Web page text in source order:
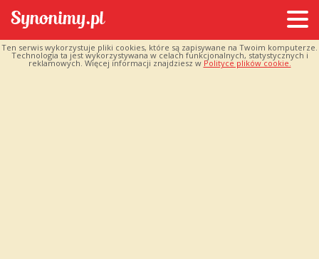
Ten serwis wykorzystuje pliki cookies, które są zapisywane na Twoim komputerze.
Technologia ta jest wykorzystywana w celach funkcjonalnych, statystycznych i
reklamowych. Więcej informacji znajdziesz w Polityce plików cookie.